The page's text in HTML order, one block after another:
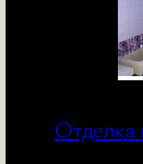
Отделка